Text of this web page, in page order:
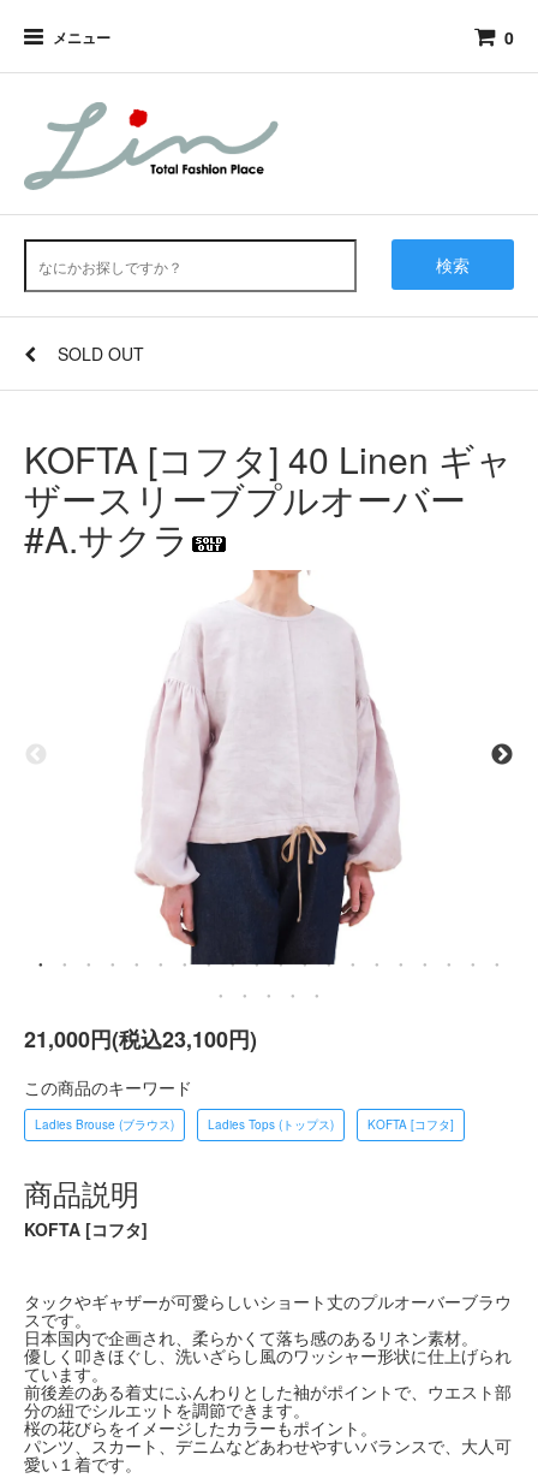
メニュー 0
検索
SOLD OUT
KOFTA [コフタ] 40 Linen ギャ
ザースリーブプルオーバー
#A.サクラ
21,000円(税込23,100円)
この商品のキーワード
Ladies Brouse (ブラウス) Ladies Tops (トップス) KOFTA [コフタ]
商品説明
KOFTA [コフタ]
タックやギャザーが可愛らしいショート丈のプルオーバーブラウ
スです。
日本国内で企画され、柔らかくて落ち感のあるリネン素材。
優しく叩きほぐし、洗いざらし風のワッシャー形状に仕上げられ
ています。
前後差のある着丈にふんわりとした袖がポイントで、ウエスト部
分の紐でシルエットを調節できます。
桜の花びらをイメージしたカラーもポイント。
パンツ、スカート、デニムなどあわせやすいバランスで、大人可
愛い１着です。